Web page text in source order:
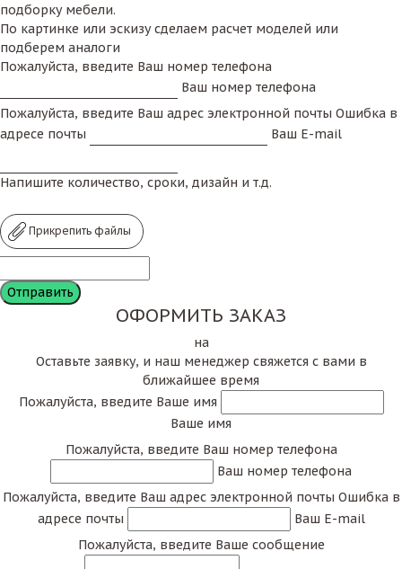
подборку мебели.
По картинке или эскизу сделаем расчет моделей или
подберем аналоги
Пожалуйста, введите Ваш номер телефона
Ваш номер телефона
Пожалуйста, введите Ваш адрес электронной почты Ошибка в
адресе почты
Ваш E-mail
Напишите количество, сроки, дизайн и т.д.
Прикрепить файлы
ОФОРМИТЬ ЗАКАЗ
на
Оставьте заявку, и наш менеджер свяжется с вами в
ближайшее время
Пожалуйста, введите Ваше имя
Ваше имя
Пожалуйста, введите Ваш номер телефона
Ваш номер телефона
Пожалуйста, введите Ваш адрес электронной почты Ошибка в
адресе почты
Ваш E-mail
Пожалуйста, введите Ваше сообщение